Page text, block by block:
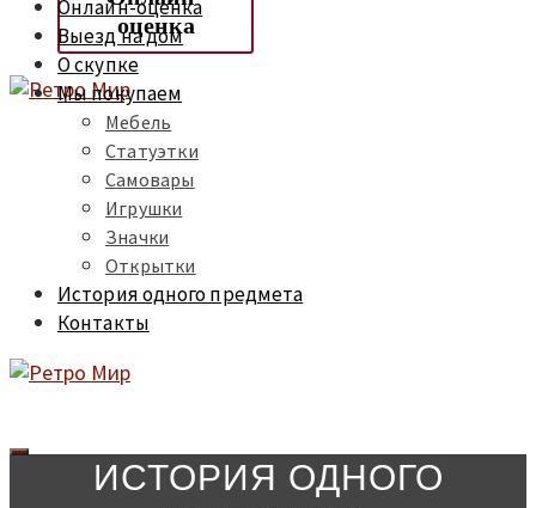
оценка
Онлайн-оценка
Выезд на дом
О скупке
Мы покупаем
Мебель
Статуэтки
Самовары
Игрушки
Значки
Открытки
История одного предмета
Контакты
ИСТОРИЯ ОДНОГО